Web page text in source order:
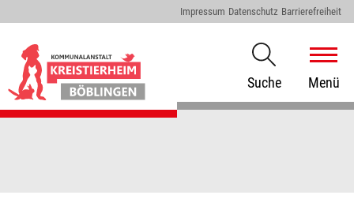
Impressum Datenschutz Barrierefreiheit
Suche Menü